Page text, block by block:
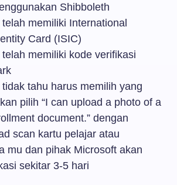
Shibboleth
memiliki International
Card (ISIC)
memiliki kode verifikasi
tidak tahu harus memilih yang
pilih “I can upload a photo of a
document.” dengan
scan kartu pelajar atau
mu dan pihak Microsoft akan
sekitar 3-5 hari